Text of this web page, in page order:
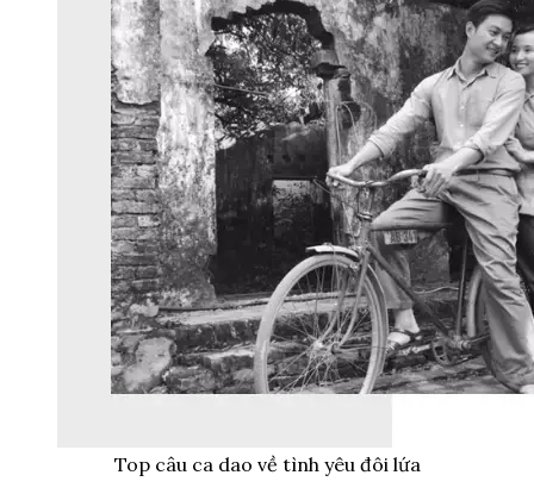
Top câu ca dao về tình yêu đôi lứa